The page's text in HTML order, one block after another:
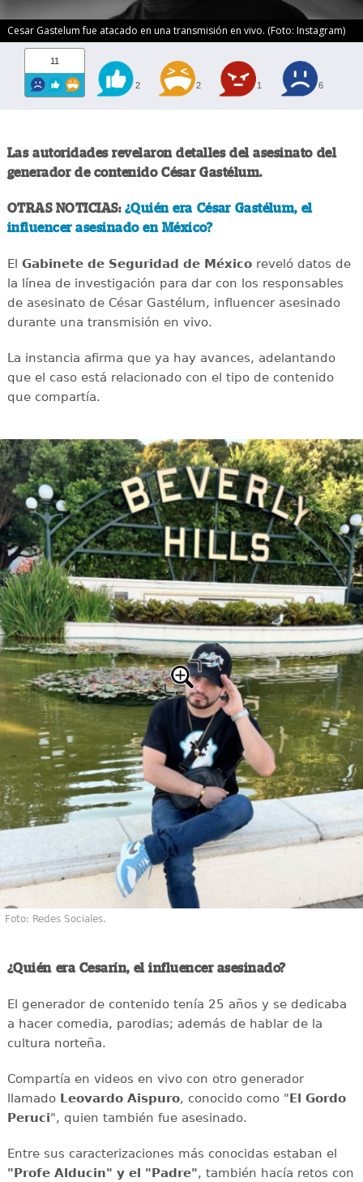
Cesar Gastelum fue atacado en una transmisión en vivo. (Foto: Instagram)
11
2 2 1 6
Las autoridades revelaron detalles del asesinato del
generador de contenido César Gastélum.
OTRAS NOTICIAS: ¿Quién era César Gastélum, el
influencer asesinado en México?
El Gabinete de Seguridad de Méxicoreveló datos de
la línea de investigación para dar con los responsables
de asesinato de César Gastélum, influencer asesinado
durante una transmisión en vivo.
La instancia afirma que ya hay avances, adelantando
que el caso está relacionado con el tipo de contenido
que compartía.
Foto: Redes Sociales.
¿Quién era Cesarín, el influencer asesinado?
El generador de contenido tenía 25 años y se dedicaba
a hacer comedia, parodias; además de hablar de la
cultura norteña.
Compartía en videos en vivo con otro generador
llamadoLeovardo Aispuro, conocido como "El Gordo
Peruci", quien también fue asesinado.
Entre sus caracterizaciones más conocidas estaban el
"Profe Alducin" y el "Padre", también hacía retos con